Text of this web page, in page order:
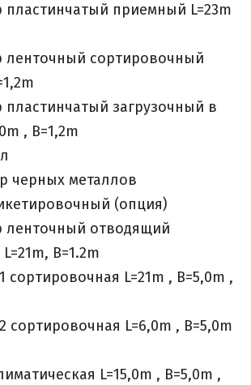
пластинчатый приемный L=23m
ленточный сортировочный
пластинчатый загрузочный в
, B=1,2m
черных металлов
(опция)
ленточный отводящий
B=1.2m
сортировочная L=21m , B=5,0m ,
сортировочная L=6,0m , B=5,0m
L=15,0m , B=5,0m ,